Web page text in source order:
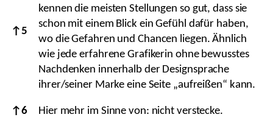
↑5
kennen die meisten Stellungen so gut, dass sie
schon mit einem Blick ein Gefühl dafür haben,
wo die Gefahren und Chancen liegen. Ähnlich
wie jede erfahrene Grafikerin ohne bewusstes
Nachdenken innerhalb der Designsprache
ihrer/seiner Marke eine Seite „aufreißen“ kann.
↑6 Hier mehr im Sinne von: nicht verstecke.